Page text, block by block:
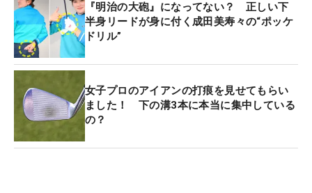
『明治の大砲』になってない？ 正しい下
半身リードが身に付く成田美寿々の“ポッケ
ドリル”
女子プロのアイアンの打痕を見せてもらい
ました！ 下の溝3本に本当に集中している
の？